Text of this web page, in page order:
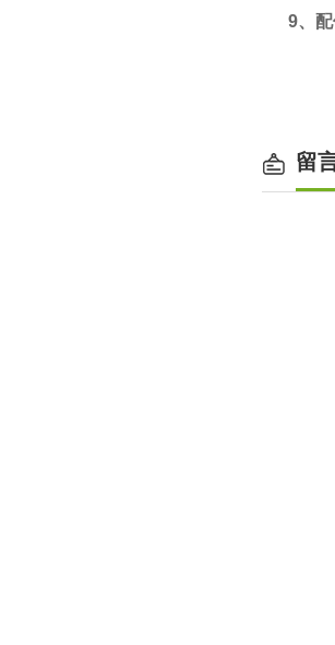
9、
留